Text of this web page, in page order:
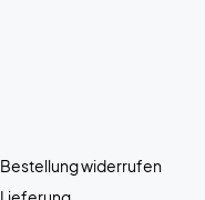
Bestellung widerrufen